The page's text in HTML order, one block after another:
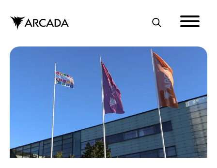
huvudinnehåll
S
K